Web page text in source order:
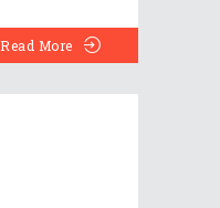
Read More